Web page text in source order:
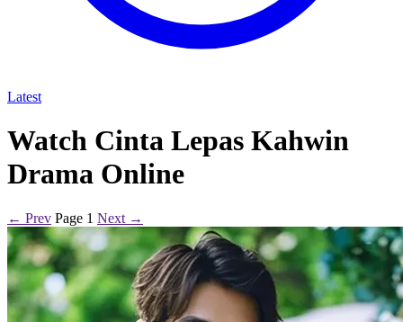
Latest
Watch Cinta Lepas Kahwin
Drama Online
← Prev Page 1 Next →